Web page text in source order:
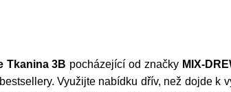
Tkanina 3B pocházející od značky MIX-
Využijte nabídku dřív, než dojde